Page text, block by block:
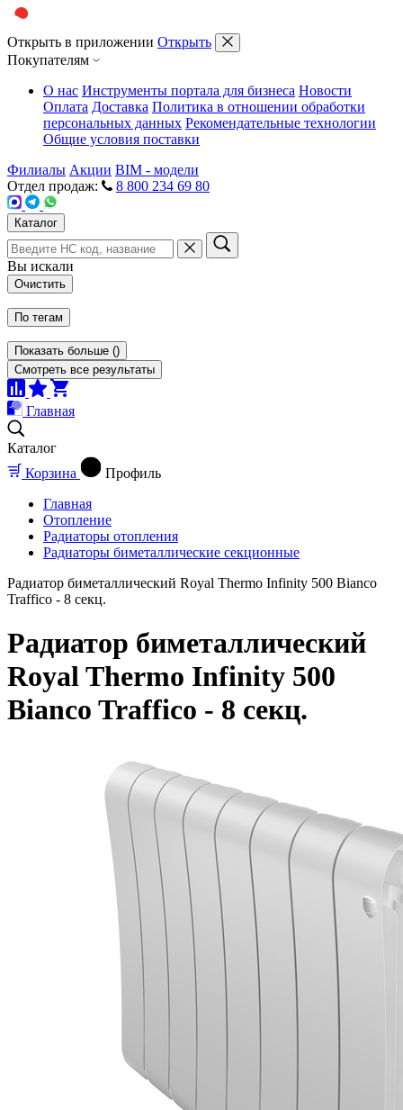
Открыть в приложении Открыть
Покупателям
О нас Инструменты портала для бизнеса Новости
Оплата Доставка Политика в отношении обработки
персональных данных Рекомендательные технологии
Общие условия поставки
Филиалы Акции BIM - модели
Отдел продаж:
8 800 234 69 80
Каталог
Вы искали
Очистить
По тегам
Показать больше ()
Смотреть все результаты
Главная
Каталог
Корзина
Профиль
Главная
Отопление
Радиаторы отопления
Радиаторы биметаллические секционные
Радиатор биметаллический Royal Thermo Infinity 500 Bianco
Traffico - 8 секц.
Радиатор биметаллический
Royal Thermo Infinity 500
Bianco Traffico - 8 секц.